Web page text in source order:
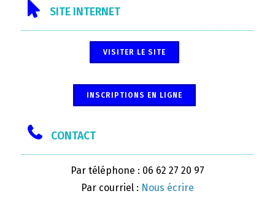
SITE INTERNET
VISITER LE SITE
INSCRIPTIONS EN LIGNE
CONTACT
Par téléphone : 06 62 27 20 97
Par courriel : Nous écrire